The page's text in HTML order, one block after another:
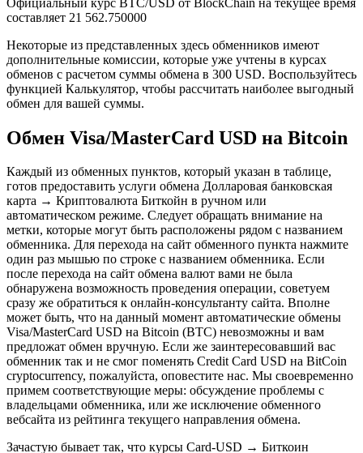
составляет 21 562.750000
Некоторые из представленных здесь обменников имеют
дополнительные комиссии, которые уже учтены в курсах
обменов с расчетом суммы обмена в 300 USD. Воспользуйтесь
функцией Калькулятор, чтобы рассчитать наиболее выгодный
обмен для вашей суммы.
Обмен Visa/MasterCard USD на Bitcoin
Каждый из обменных пунктов, который указан в таблице,
готов предоставить услуги обмена Долларовая банковская
карта → Криптовалюта Биткойн в ручном или
автоматическом режиме. Следует обращать внимание на
метки, которые могут быть расположены рядом с названием
обменника. Для перехода на сайт обменного пункта нажмите
один раз мышью по строке с названием обменника. Если
после перехода на сайт обмена валют вами не была
обнаружена возможность проведения операции, советуем
сразу же обратиться к онлайн-консультанту сайта. Вполне
может быть, что на данный момент автоматические обмены
Visa/MasterCard USD на Bitcoin (BTC) невозможны и вам
предложат обмен вручную. Если же заинтересовавший вас
обменник так и не смог поменять Credit Card USD на BitCoin
cryptocurrency, пожалуйста, оповестите нас. Мы своевременно
примем соответствующие меры: обсуждение проблемы с
владельцами обменника, или же исключение обменного
вебсайта из рейтинга текущего направления обмена.
Зачастую бывает так, что курсы Card-USD → Биткоин